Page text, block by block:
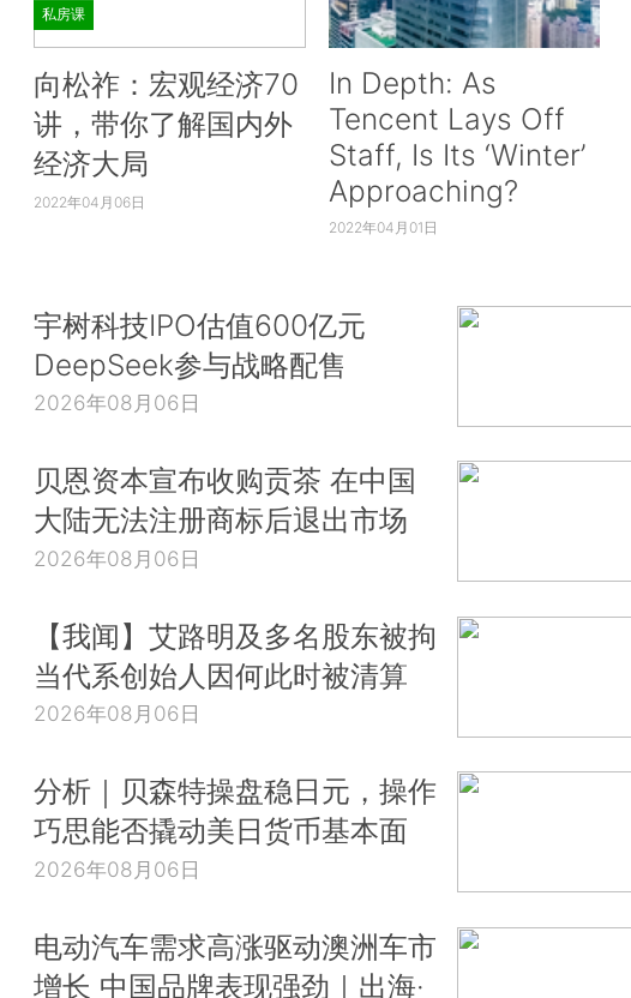
私房课
向松祚：宏观经济70
讲，带你了解国内外
经济大局
2022年04月06日
In Depth: As
Tencent Lays Off
Staff, Is Its ‘Winter’
Approaching?
2022年04月01日
宇树科技IPO估值600亿元
DeepSeek参与战略配售
2026年08月06日
贝恩资本宣布收购贡茶 在中国
大陆无法注册商标后退出市场
2026年08月06日
【我闻】艾路明及多名股东被拘
当代系创始人因何此时被清算
2026年08月06日
分析｜贝森特操盘稳日元，操作
巧思能否撬动美日货币基本面
2026年08月06日
电动汽车需求高涨驱动澳洲车市
增长 中国品牌表现强劲｜出海·